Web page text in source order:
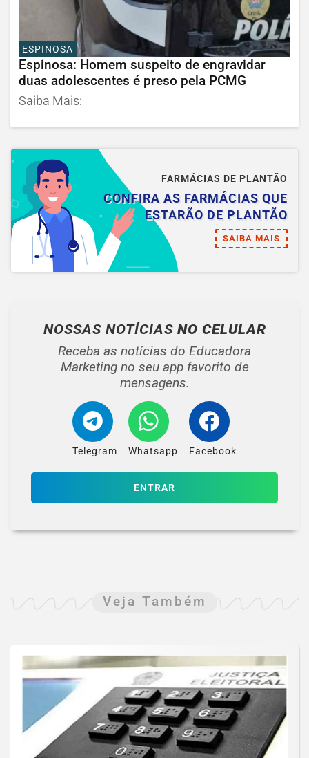
ESPINOSA
Espinosa: Homem suspeito de engravidar
duas adolescentes é preso pela PCMG
Saiba Mais:
FARMÁCIAS DE PLANTÃO
CONFIRA AS FARMÁCIAS QUE
ESTARÃO DE PLANTÃO
SAIBA MAIS
NOSSAS NOTÍCIAS NO CELULAR
Receba as notícias do Educadora
Marketing no seu app favorito de
mensagens.
Telegram Whatsapp Facebook
ENTRAR
Veja Também